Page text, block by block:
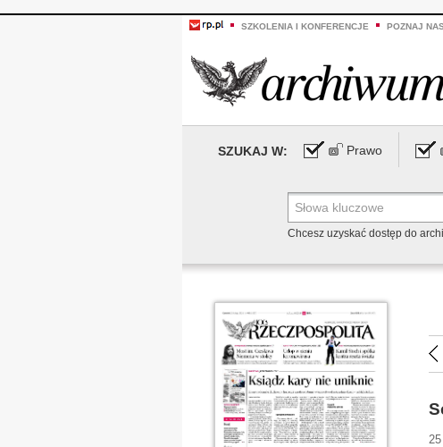
SZKOLENIA I KONFERENCJE POZNAJ
SZUKAJ W: Prawo
Chcesz uzyskać dostęp do